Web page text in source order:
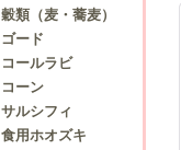
穀類（麦・蕎麦）
ゴード
コールラビ
コーン
サルシフィ
食用ホオズキ